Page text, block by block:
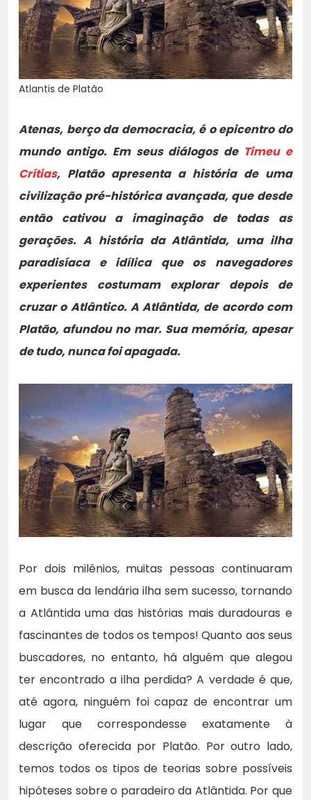
Atlantis de Platão
Atenas, berço da democracia, é o epicentro do
mundo antigo. Em seus diálogos de Timeu e
Crítias, Platão apresenta a história de uma
civilização pré-histórica avançada, que desde
então cativou a imaginação de todas as
gerações. A história da Atlântida, uma ilha
paradisíaca e idílica que os navegadores
experientes costumam explorar depois de
cruzar o Atlântico. A Atlântida, de acordo com
Platão, afundou no mar. Sua memória, apesar
de tudo, nunca foi apagada.
Por dois milênios, muitas pessoas continuaram
em busca da lendária ilha sem sucesso, tornando
a Atlântida uma das histórias mais duradouras e
fascinantes de todos os tempos! Quanto aos seus
buscadores, no entanto, há alguém que alegou
ter encontrado a ilha perdida? A verdade é que,
até agora, ninguém foi capaz de encontrar um
lugar que correspondesse exatamente à
descrição oferecida por Platão. Por outro lado,
temos todos os tipos de teorias sobre possíveis
hipóteses sobre o paradeiro da Atlântida. Por que